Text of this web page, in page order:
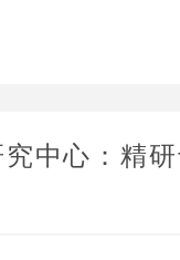
中心：精